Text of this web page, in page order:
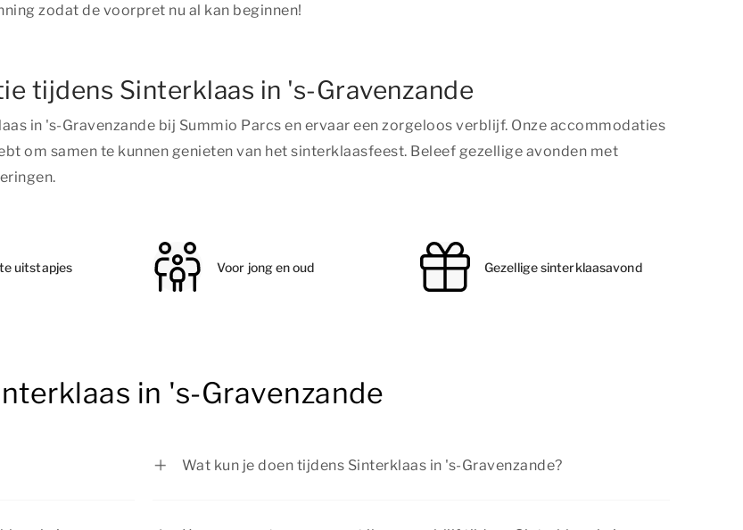
zodat de voorpret nu al kan beginnen!
tijdens Sinterklaas in 's-Gravenzande
in 's-Gravenzande bij Summio Parcs en ervaar een zorgeloos verblijf. Onze accommodaties
om samen te kunnen genieten van het sinterklaasfeest. Beleef gezellige avonden met
uitstapjes Voor jong en oud Gezellige sinterklaasavond
in 's-Gravenzande
Wat kun je doen tijdens Sinterklaas in 's-Gravenzande?